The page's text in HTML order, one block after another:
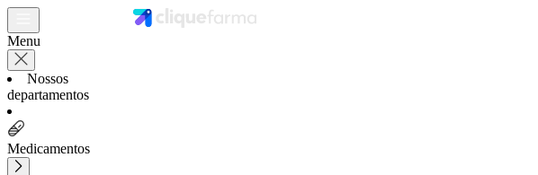
Menu
Nossos
departamentos
Medicamentos